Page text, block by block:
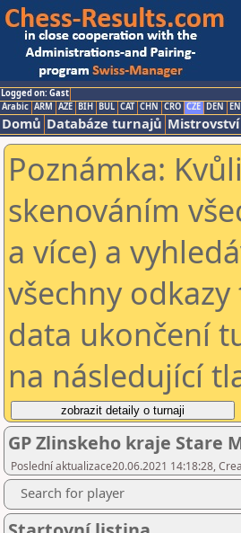
Logged on: Gast
Arabic ARM AZE BIH BUL CAT CHN CRO CZE DEN
Domů Databáze turnajů Mistrovství
Poznámka:
skenováním
a více) a
všechny
data ukončení
na následující
GP Zlinskeho kraje Stare
Poslední aktualizace20.06.2021 14:18:28,
Search for player